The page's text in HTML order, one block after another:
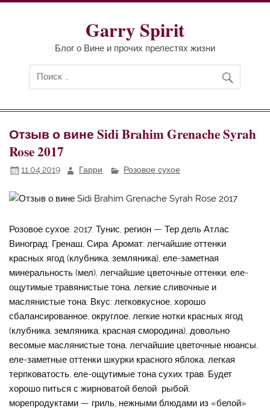
Перейти
Garry Spirit
Блог о Вине и прочих прелестях жизни
Отзыв о вине Sidi Brahim Grenache Syrah
Rose 2017
11.04.2019 Гарри Розовое сухое
Розовое сухое. 2017. Тунис, регион — Тер дель Атлас.
Виноград: Гренаш, Сира. Аромат: легчайшие оттенки
красных ягод (клубника, земляника), еле-заметная
минеральность (мел), легчайшие цветочные оттенки, еле-
ощутимые травянистые тона, легкие сливочные и
маслянистые тона. Вкус: легковкусное, хорошо
сбалансированное, округлое, легкие нотки красных ягод
(клубника, земляника, красная смородина), довольно
весомые маслянистые тона, легчайшие цветочные нюансы,
еле-заметные оттенки шкурки красного яблока, легкая
терпковатость, еле-ощутимые тона сухих трав. Будет
хорошо питься с жирноватой белой рыбой,
морепродуктами — гриль, нежными блюдами из «белой»